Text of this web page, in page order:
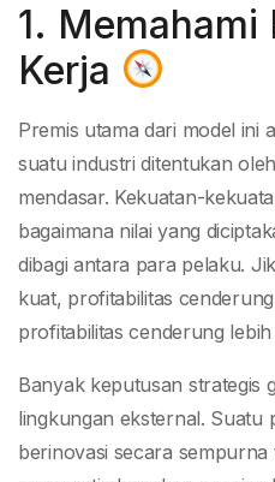
1. Memahami
Kerja
Premis utama dari model ini
suatu industri ditentukan
mendasar. Kekuatan-
bagaimana nilai yang
dibagi antara para pelaku.
kuat, profitabilitas
profitabilitas cenderung lebih
Banyak keputusan strategis
lingkungan eksternal. Suatu
berinovasi secara sempurna